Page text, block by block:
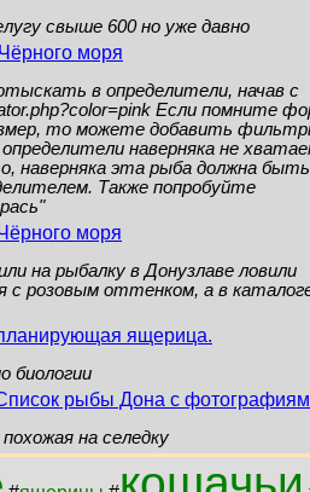
свыше 600 но уже давно
моря
в определители, начав с
Если помните
то можете добавить
наверняка не
наверняка эта рыба должна быть
Также попробуйте
моря
на рыбалку в Донузлаве ловили
с розовым оттенком, а в
ящерица.
биологии
рыбы Дона с
на селедку